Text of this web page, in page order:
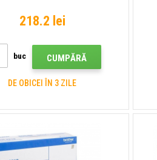
218.2 lei
buc CUMPĂRĂ
DE OBICEI ÎN 3 ZILE